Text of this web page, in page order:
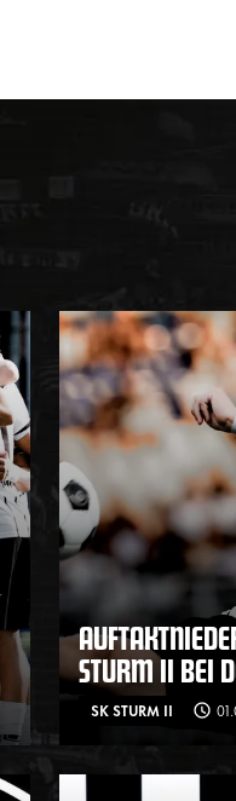
STURM II BEI
SK STURM II